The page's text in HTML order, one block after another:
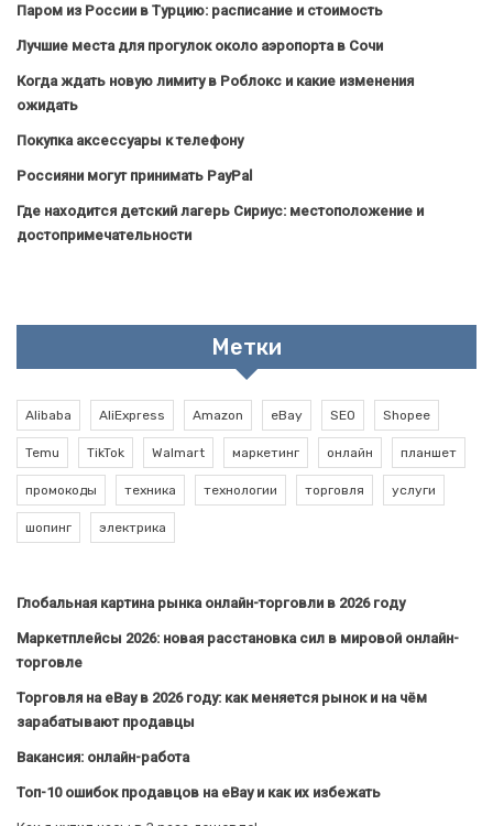
Паром из России в Турцию: расписание и стоимость
Лучшие места для прогулок около аэропорта в Сочи
Когда ждать новую лимиту в Роблокс и какие изменения
ожидать
Покупка аксессуары к телефону
Россияни могут принимать PayPal
Где находится детский лагерь Сириус: местоположение и
достопримечательности
Метки
Alibaba AliExpress Amazon eBay SEO Shopee
Temu TikTok Walmart маркетинг онлайн планшет
промокоды техника технологии торговля услуги
шопинг электрика
Глобальная картина рынка онлайн-торговли в 2026 году
Маркетплейсы 2026: новая расстановка сил в мировой онлайн-
торговле
Торговля на eBay в 2026 году: как меняется рынок и на чём
зарабатывают продавцы
Вакансия: онлайн-работа
Топ-10 ошибок продавцов на eBay и как их избежать